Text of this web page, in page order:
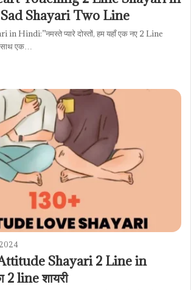
Shayari Two Line
Hindi:”नमस्ते प्यारे दोस्तों, हम यहाँ एक नए 2 Line
एक…
Shayari 2 Line in
line शायरी